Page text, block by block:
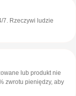
7. Rzeczywi ludzie
lub produkt nie
zwrotu pieniędzy, aby